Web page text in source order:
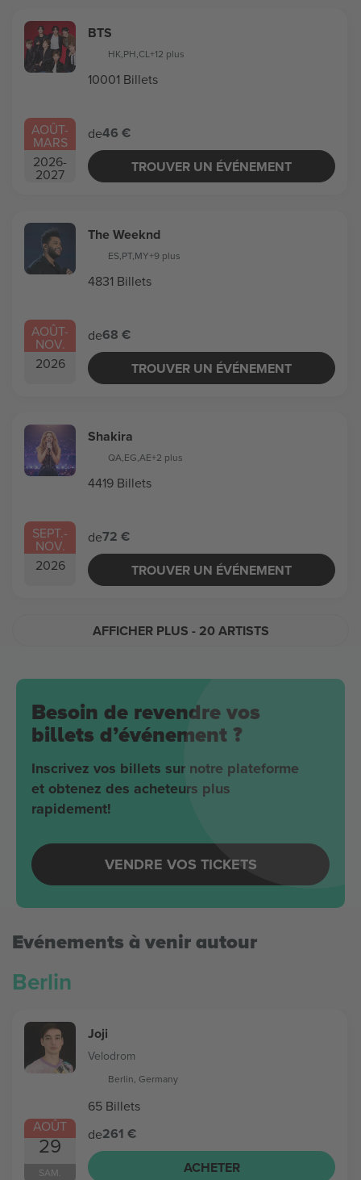
AOÛT-
MARS
2026-
2027
BTS
HK,PH,CL+12 plus
10001 Billets
de46 €
TROUVER UN ÉVÉNEMENT
AOÛT-
NOV.
2026
The Weeknd
ES,PT,MY+9 plus
4831 Billets
de68 €
TROUVER UN ÉVÉNEMENT
SEPT.-
NOV.
2026
Shakira
QA,EG,AE+2 plus
4419 Billets
de72 €
TROUVER UN ÉVÉNEMENT
AFFICHER PLUS - 20 ARTISTS
Besoin de revendre vos
billets d’événement ?
Inscrivez vos billets sur notre plateforme
et obtenez des acheteurs plus
rapidement!
VENDRE VOS TICKETS
Evénements à venir autour
Berlin
AOÛT
29
SAM.
Joji
Velodrom
Berlin, Germany
65 Billets
de261 €
ACHETER